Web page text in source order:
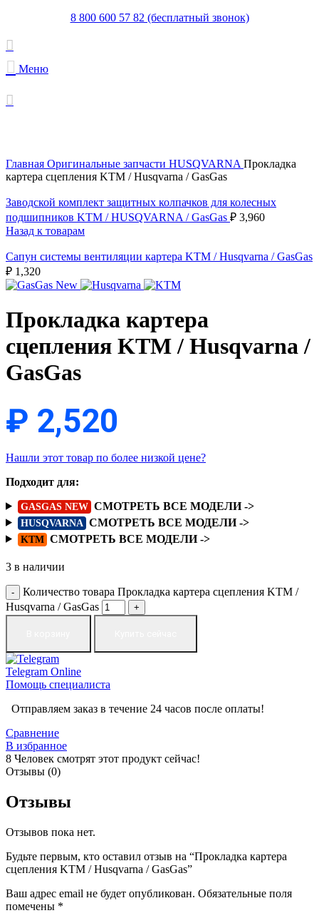
8 800 600 57 82 (бесплатный звонок)
Меню
Главная Оригинальные запчасти HUSQVARNA Прокладка
картера сцепления KTM / Husqvarna / GasGas
Заводской комплект защитных колпачков для колесных
подшипников KTM / HUSQVARNA / GasGas ₽ 3,960
Назад к товарам
Сапун системы вентиляции картера KTM / Husqvarna / GasGas
₽ 1,320
Прокладка картера
сцепления KTM / Husqvarna /
GasGas
₽ 2,520
Нашли этот товар по более низкой цене?
Подходит для:
GASGAS NEW СМОТРЕТЬ ВСЕ МОДЕЛИ ->
HUSQVARNA СМОТРЕТЬ ВСЕ МОДЕЛИ ->
KTM СМОТРЕТЬ ВСЕ МОДЕЛИ ->
3 в наличии
Количество товара Прокладка картера сцепления KTM /
Husqvarna / GasGas
Telegram Online
Помощь специалиста
Отправляем заказ в течение 24 часов после оплаты!
Сравнение
В избранное
8 Человек смотрят этот продукт сейчас!
Отзывы (0)
Отзывы
Отзывов пока нет.
Будьте первым, кто оставил отзыв на “Прокладка картера
сцепления KTM / Husqvarna / GasGas”
Ваш адрес email не будет опубликован. Обязательные поля
помечены *